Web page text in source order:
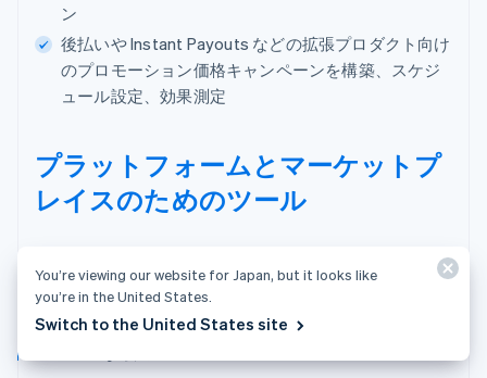
ン
後払いや Instant Payouts などの拡張プロダクト向け
のプロモーション価格キャンペーンを構築、スケジ
ュール設定、効果測定
プラットフォームとマーケットプ
レイスのためのツール
ユーザー、支払い処理、ビジネスを一ヵ所で管
理します。
You’re viewing our website for Japan, but it looks like
you’re in the United States.
Switch to the United States site